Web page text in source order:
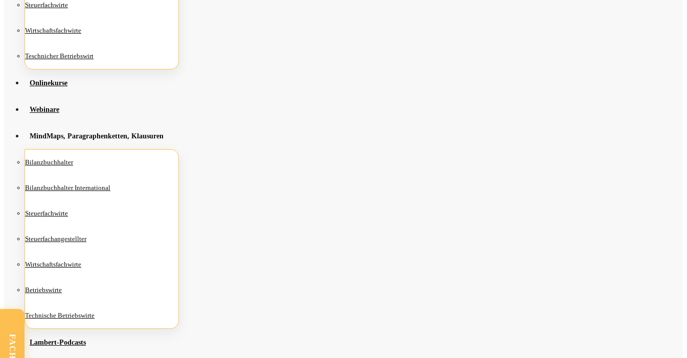
Steu­er­fach­wir­te
Wirt­schafts­fach­wir­te
Teschni­cher Betriebswirt
Online­kur­se
Web­i­na­re
Mind­Maps, Para­gra­phen­ket­ten, Klausuren
Bilanz­buch­hal­ter
Bilanz­buch­hal­ter International
Steu­er­fach­wir­te
Steu­er­fach­an­ge­stell­ter
Wirt­schafts­fach­wir­te
Betriebs­wir­te
Tech­ni­sche Betriebswirte
Lam­­bert-Pod­­casts